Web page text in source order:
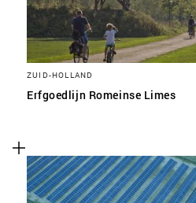
ZUID-HOLLAND
Erfgoedlijn Romeinse Limes